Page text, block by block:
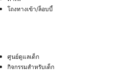
โถงทางเข้า/ล็อบบี้
ศูนย์ดูแลเด็ก
กิจกรรมสำหรับเด็ก